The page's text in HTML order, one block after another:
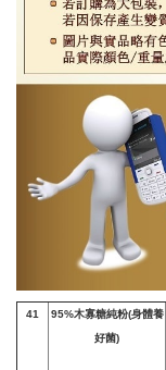
41 95%木寡糖純粉(身體養
好菌)